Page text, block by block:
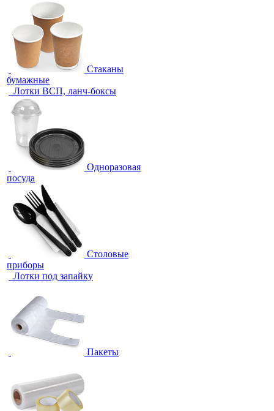
Стаканы
бумажные
Лотки ВСП, ланч-боксы
Одноразовая
посуда
Столовые
приборы
Лотки под запайку
Пакеты